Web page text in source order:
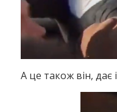
А це також він, дає